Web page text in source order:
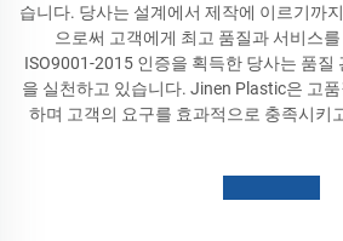
습니다. 당사는 설계에서 제작에 이르기까
으로써 고객에게 최고 품질과 서비스
ISO9001-2015 인증을 획득한 당사는 품질
을 실천하고 있습니다. Jinen Plastic은 고
하며 고객의 요구를 효과적으로 충족시키